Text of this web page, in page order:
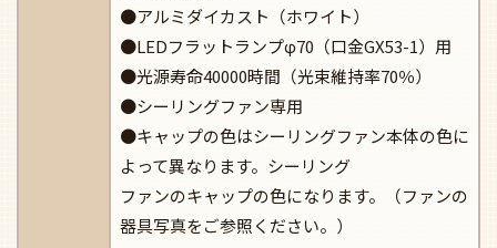
●アルミダイカスト（ホワイト）
●LEDフラットランプφ70（口金GX53-1）用
●光源寿命40000時間（光束維持率70％）
●シーリングファン専用
●キャップの色はシーリングファン本体の色に
よって異なります。シーリング
ファンのキャップの色になります。（ファンの
器具写真をご参照ください。）